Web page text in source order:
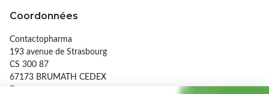
Coordonnées
Contactopharma
193 avenue de Strasbourg
CS 300 87
67173 BRUMATH CEDEX
France